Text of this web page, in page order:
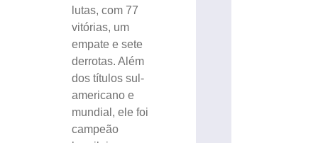
lutas, com 77
vitórias, um
empate e sete
derrotas. Além
dos títulos sul-
americano e
mundial, ele foi
campeão